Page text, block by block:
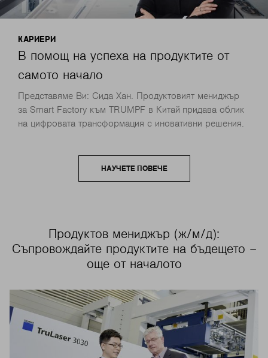
КАРИЕРИ
В помощ на успеха на продуктите от
самото начало
Представяме Ви: Сида Хан. Продуктовият мениджър
за Smart Factory към TRUMPF в Китай придава облик
на цифровата трансформация с иновативни решения.
НАУЧЕТЕ ПОВЕЧЕ
Продуктов мениджър (ж/м/д):
Съпровождайте продуктите на бъдещето –
още от началото